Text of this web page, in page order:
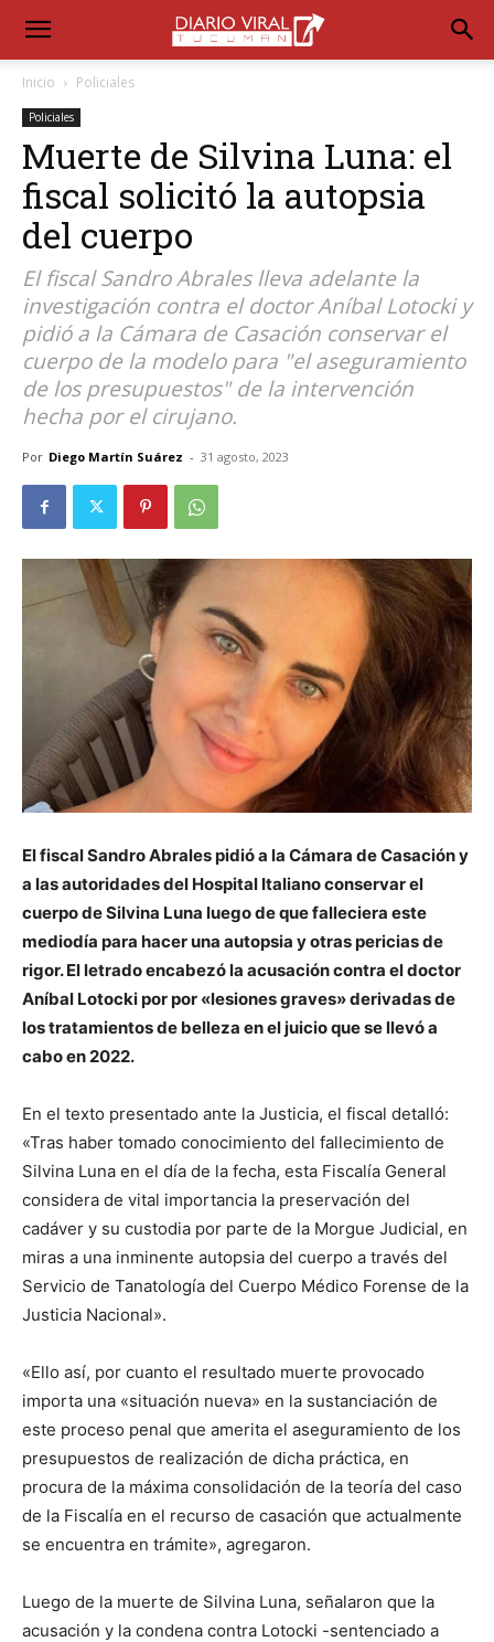
Inicio Policiales
Policiales
Muerte de Silvina Luna: el
fiscal solicitó la autopsia
del cuerpo
El fiscal Sandro Abrales lleva adelante la
investigación contra el doctor Aníbal Lotocki y
pidió a la Cámara de Casación conservar el
cuerpo de la modelo para "el aseguramiento
de los presupuestos" de la intervención
hecha por el cirujano.
Por Diego Martín Suárez - 31 agosto, 2023
El fiscal Sandro Abrales pidió a la Cámara de Casación y
a las autoridades del Hospital Italiano conservar el
cuerpo de Silvina Luna luego de que falleciera este
mediodía para hacer una autopsia y otras pericias de
rigor. El letrado encabezó la acusación contra el doctor
Aníbal Lotocki por por «lesiones graves» derivadas de
los tratamientos de belleza en el juicio que se llevó a
cabo en 2022.
En el texto presentado ante la Justicia, el fiscal detalló:
«Tras haber tomado conocimiento del fallecimiento de
Silvina Luna en el día de la fecha, esta Fiscalía General
considera de vital importancia la preservación del
cadáver y su custodia por parte de la Morgue Judicial, en
miras a una inminente autopsia del cuerpo a través del
Servicio de Tanatología del Cuerpo Médico Forense de la
Justicia Nacional».
«Ello así, por cuanto el resultado muerte provocado
importa una «situación nueva» en la sustanciación de
este proceso penal que amerita el aseguramiento de los
presupuestos de realización de dicha práctica, en
procura de la máxima consolidación de la teoría del caso
de la Fiscalía en el recurso de casación que actualmente
se encuentra en trámite», agregaron.
Luego de la muerte de Silvina Luna, señalaron que la
acusación y la condena contra Lotocki -sentenciado a